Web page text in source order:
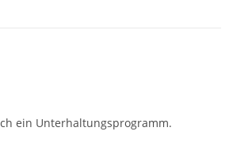
ein Unterhaltungsprogramm.